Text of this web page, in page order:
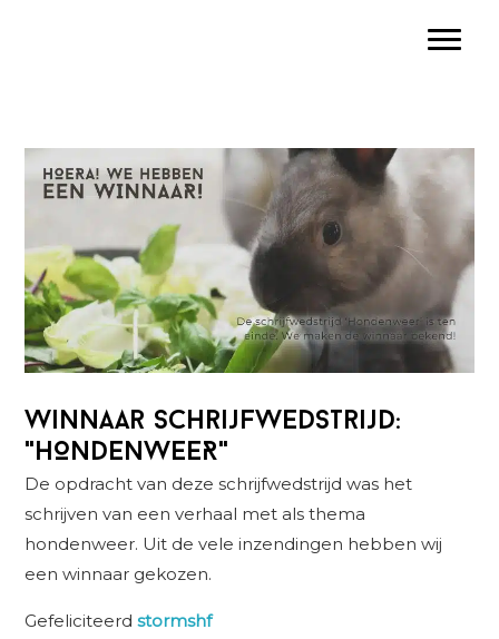
Winnaar schrijfwedstrijd:
"HONDENWEER"
De opdracht van deze schrijfwedstrijd was het
schrijven van een verhaal met als thema
hondenweer. Uit de vele inzendingen hebben wij
een winnaar gekozen.
Gefeliciteerdstormshf